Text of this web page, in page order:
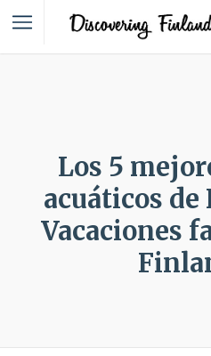
Los 5
acuáticos
Vacaciones